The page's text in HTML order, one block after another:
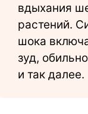
вдыхания
растений.
шока
зуд,
и так далее.